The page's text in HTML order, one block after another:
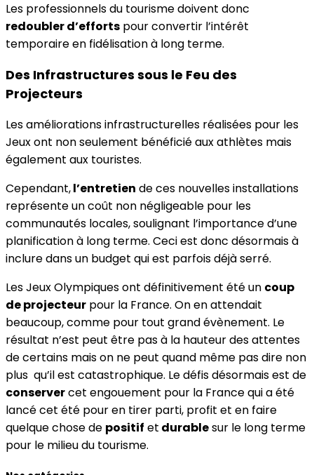
Les professionnels du tourisme doivent donc
redoubler d’efforts pour convertir l’intérêt
temporaire en fidélisation à long terme.
Des Infrastructures sous le Feu des
Projecteurs
Les améliorations infrastructurelles réalisées pour les
Jeux ont non seulement bénéficié aux athlètes mais
également aux touristes.
Cependant,l’entretien de ces nouvelles installations
représente un coût non négligeable pour les
communautés locales, soulignant l’importance d’une
planification à long terme. Ceci est donc désormais à
inclure dans un budget qui est parfois déjà serré.
Les Jeux Olympiques ont définitivement été un coup
de projecteur pour la France. On en attendait
beaucoup, comme pour tout grand évènement. Le
résultat n’est peut être pas à la hauteur des attentes
de certains mais on ne peut quand même pas dire non
plus qu’il est catastrophique. Le défis désormais est de
conservercet engouement pour la France qui a été
lancé cet été pour en tirer parti, profit et en faire
quelque chose de positif et durablesur le long terme
pour le milieu du tourisme.